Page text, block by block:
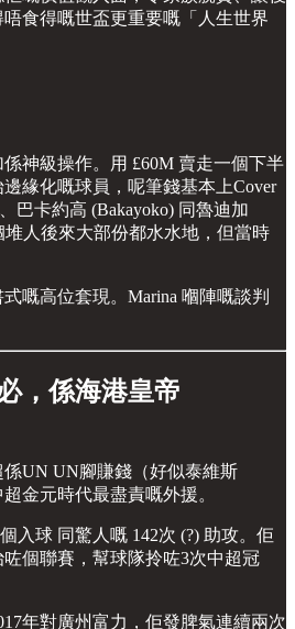
食得嘅世盃更重要嘅「人生世界
神級操作。用 £60M 賣走一個下半
緣化嘅球員，呢筆錢基本上Cover
巴卡約高 (Bakayoko) 同魯迪加
堆人後來大部份都水水地，但當時
嘅高位套現。Marina 嗰陣嘅談判
，係海港皇帝
UN UN腳賺錢（好似泰維斯
金元時代最盡責嘅外援。
入球 同驚人嘅 142次 (?) 助攻。佢
個聯賽，幫球隊拎咗3次中超冠
年對廣州富力，佢發脾氣連續兩次